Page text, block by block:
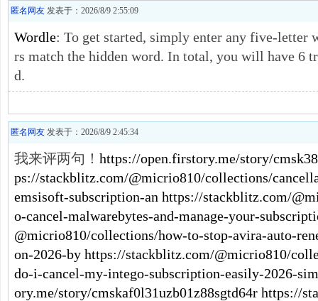
匿名网友 发表于：2026/8/9 2:55:09
Wordle: To get started, simply enter any five-letter
rs match the hidden word. In total, you will have 6
d.
匿名网友 发表于：2026/8/9 2:45:34
我来评两句！ https://open.firstory.me/story/
ps://stackblitz.com/@micrio810/collections/
emsisoft-subscription-an https://stackblitz.com/
o-cancel-malwarebytes-and-manage-your-
@micrio810/collections/how-to-stop-avira-auto-
on-2026-by https://stackblitz.com/@micrio810/
do-i-cancel-my-intego-subscription-easily-2026-
ory.me/story/cmskaf0l31uzb01z88sgtd64r https://